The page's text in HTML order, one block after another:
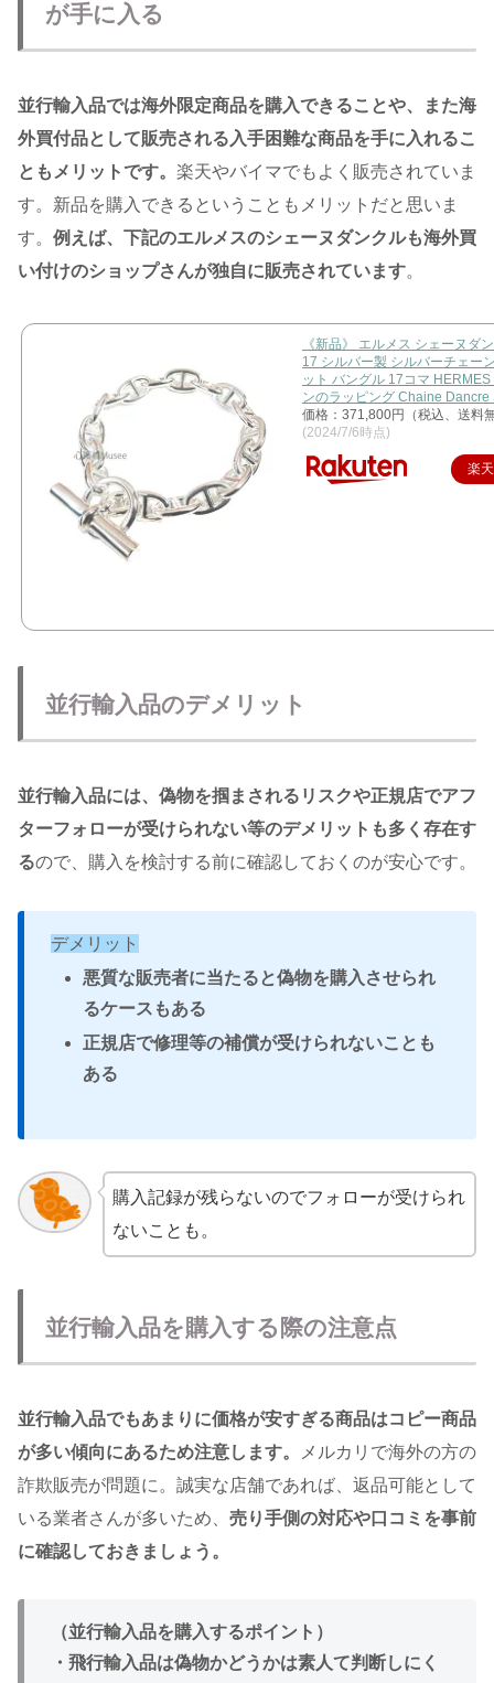
が手に入る
並行輸入品では海外限定商品を購入できることや、また海
外買付品として販売される入手困難な商品を手に入れるこ
ともメリットです。 楽天やバイマでもよく販売されていま
す。新品を購入できるということもメリットだと思いま
す。 例えば、下記のエルメスのシェーヌダンクルも海外買
い付けのショップさんが独自に販売されています。
《新品》 エルメス シェーヌダ
17 シルバー製 シルバーチェー
ット バングル 17コマ
ンのラッピング Chaine Dancre
価格：371,800円（税込、送料
(2024/7/6時点)
楽
並行輸入品のデメリット
並行輸入品には、偽物を掴まされるリスクや正規店でアフ
ターフォローが受けられない等のデメリットも多く存在す
るので、購入を検討する前に確認しておくのが安心です。
デメリット
悪質な販売者に当たると偽物を購入させられ
るケースもある
正規店で修理等の補償が受けられないことも
ある
購入記録が残らないのでフォローが受けられ
ないことも。
並行輸入品を購入する際の注意点
並行輸入品でもあまりに価格が安すぎる商品はコピー商品
が多い傾向にあるため注意します。
メルカリで海外の方の
詐欺販売が問題に。誠実な店舗であれば、返品可能として
いる業者さんが多いため、 売り手側の対応や口コミを事前
に確認しておきましょう。
（並行輸入品を購入するポイント）
・飛行輸入品は偽物かどうかは素人て判断しにく